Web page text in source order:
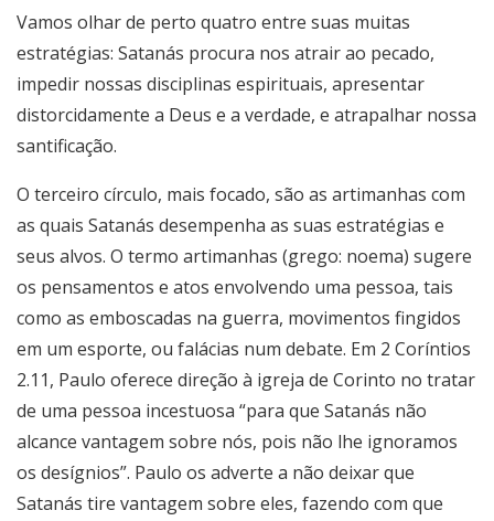
Vamos olhar de perto quatro entre suas muitas
estratégias: Satanás procura nos atrair ao pecado,
impedir nossas disciplinas espirituais, apresentar
distorcidamente a Deus e a verdade, e atrapalhar nossa
santificação.
O terceiro círculo, mais focado, são as artimanhas com
as quais Satanás desempenha as suas estratégias e
seus alvos. O termo artimanhas (grego: noema) sugere
os pensamentos e atos envolvendo uma pessoa, tais
como as emboscadas na guerra, movimentos fingidos
em um esporte, ou falácias num debate. Em 2 Coríntios
2.11, Paulo oferece direção à igreja de Corinto no tratar
de uma pessoa incestuosa “para que Satanás não
alcance vantagem sobre nós, pois não lhe ignoramos
os desígnios”. Paulo os adverte a não deixar que
Satanás tire vantagem sobre eles, fazendo com que